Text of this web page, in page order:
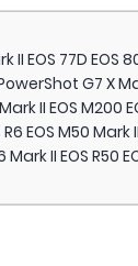
II EOS 77D EOS
G7 X
II EOS M200
EOS M50 Mark
Mark II EOS R50